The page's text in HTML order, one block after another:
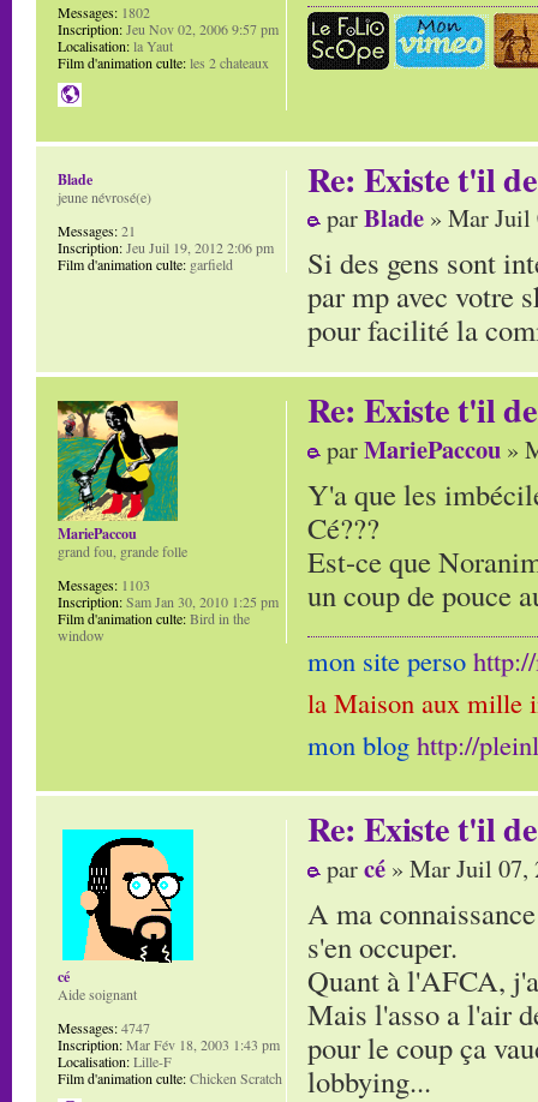
Messages: 1802
Inscription:Jeu Nov 02, 2006 9:57 pm
Localisation:la Yaut
Film d'animation culte:les 2 chateaux
Re: Existe t'il
parBlade » Mar Juil
Si des gens sont
par mp avec votre
pour facilité la
Blade
jeune névrosé(e)
Messages:21
Inscription:Jeu Juil 19, 2012 2:06 pm
Film d'animation culte: garfield
Re: Existe t'il
parMariePaccou »
Y'a que les
Cé???
Est-ce que
un coup de pouce
mon site perso
la Maison aux mille
mon blog http://
MariePaccou
grand fou, grande folle
Messages: 1103
Inscription:Sam Jan 30, 2010 1:25 pm
Film d'animation culte:Bird in the
window
Re: Existe t'il
parcé » Mar Juil 07,
A ma
s'en occuper.
Quant à l'AFCA,
Mais l'asso a l'air
pour le coup ça
lobbying...
cé
Aide soignant
Messages:4747
Inscription:Mar Fév 18, 2003 1:43 pm
Localisation:Lille-F
Film d'animation culte:Chicken Scratch